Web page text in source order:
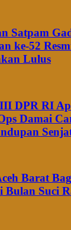
Satpam
ke-52
Lulus
DPR RI
Damai
Barat
Bulan Suci